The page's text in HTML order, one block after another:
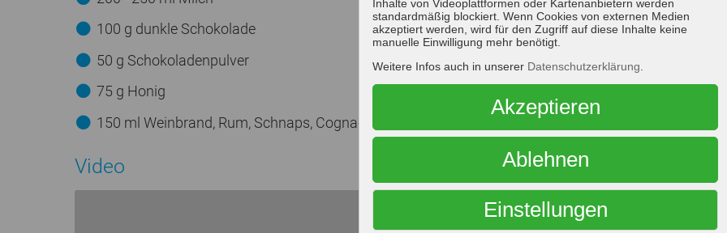
100 g dunkle Schokolade
50 g Schokoladenpulver
75 g Honig
150 ml Weinbrand, Rum, Schnaps, Cognac, o.ä.
Video
Inhalte von Videoplattformen oder Kartenanbietern werden
standardmäßig blockiert. Wenn Cookies von externen Medien
akzeptiert werden, wird für den Zugriff auf diese Inhalte keine
manuelle Einwilligung mehr benötigt.
Weitere Infos auch in unserer Datenschutzerklärung.
Einstellungen
Ablehnen
Akzeptieren